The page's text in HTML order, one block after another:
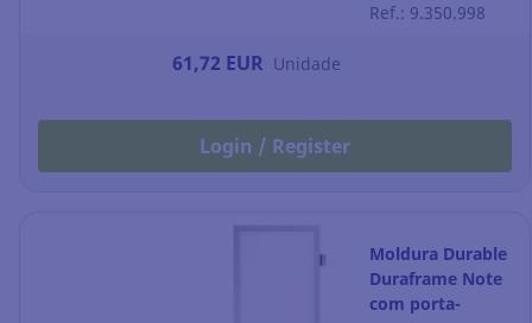
preto
Ref.: 9.350.998
61,72 EUR Unidade
Login / Register
Moldura Durable
Duraframe Note
com porta-